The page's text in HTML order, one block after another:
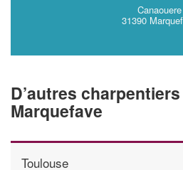
Canaouere
31390
D’autres
Marquefave
Toulouse